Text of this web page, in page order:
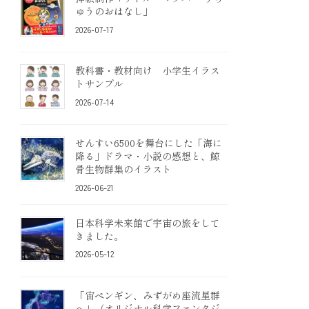
ゅうのおはなし」
2026-07-17
教科書・教材向け 小学生イラス
トサンプル
2026-07-14
せんすい6500を舞台にした「海に
降る」ドラマ・小説の感想と、鯨
骨生物群集のイラスト
2026-06-21
日本科学未来館で宇宙の旅をして
きました。
2026-05-12
「宙ペンギン、みずがめ座流星群